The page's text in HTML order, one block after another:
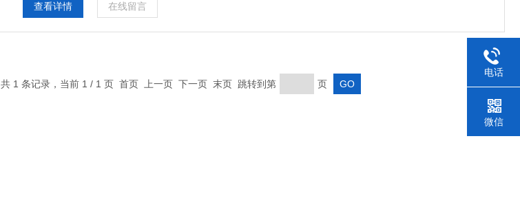
查看详情 在线留言
共 1 条记录，当前 1 / 1 页 首页 上一页 下一页 末页 跳转到第 页
电话
微信